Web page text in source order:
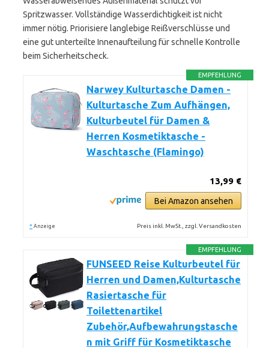
Spritzwasser. Vollständige Wasserdichtigkeit ist nicht
immer nötig. Priorisiere langlebige Reißverschlüsse und
eine gut unterteilte Innenaufteilung für schnelle Kontrolle
beim Sicherheitscheck.
EMPFEHLUNG
Narwey Kulturtasche Damen -
Kulturtasche Zum Aufhängen,
Kulturbeutel für Damen &
Herren Kosmetiktasche -
Waschtasche (Flamingo)
13,99 €
Bei Amazon ansehen
* Anzeige Preis inkl. MwSt., zzgl. Versandkosten
EMPFEHLUNG
FUNSEED Reise Kulturbeutel für
Herren und Damen,Kulturtasche
Rasiertasche für
Toilettenartikel
Zubehör,Aufbewahrungstasche
n mit Griff für Kosmetiktasche